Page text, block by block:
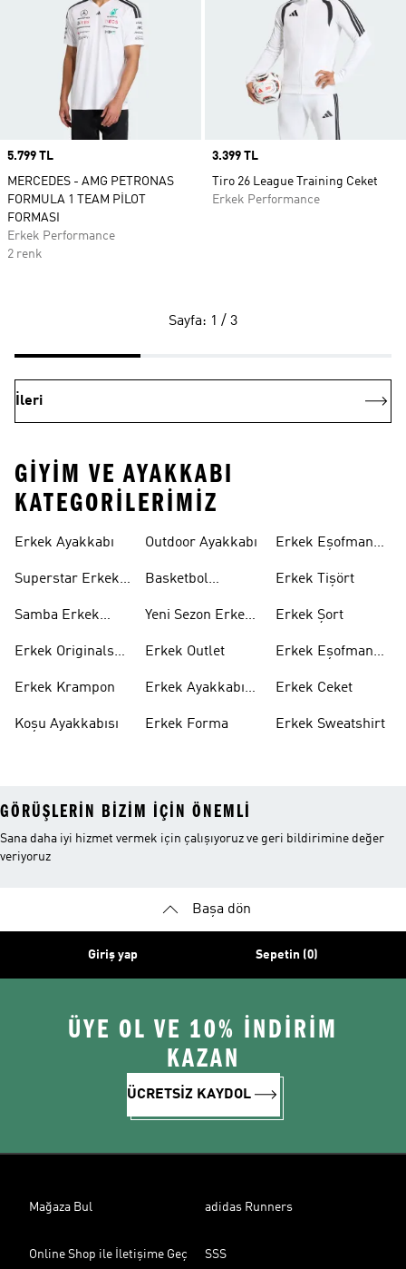
Price
5.799 TL
MERCEDES - AMG PETRONAS
FORMULA 1 TEAM PİLOT
FORMASI
Erkek Performance
2 renk
Price
3.399 TL
Tiro 26 League Training Ceket
Erkek Performance
Sayfa: 1 / 3
İleri
GIYIM VE AYAKKABI
KATEGORILERIMIZ
Erkek Ayakkabı
Superstar Erkek
Samba Erkek
Erkek Originals
Erkek Krampon
Koşu Ayakkabısı
Outdoor Ayakkabı
Basketbol
Yeni Sezon Erkek
Erkek Outlet
Erkek Ayakkabı
Erkek Forma
Erkek Eşofman
Erkek Tişört
Erkek Şort
Erkek Eşofman
Erkek Ceket
Erkek Sweatshirt
GÖRÜŞLERIN BIZIM IÇIN ÖNEMLI
Sana daha iyi hizmet vermek için çalışıyoruz ve geri bildirimine değer
veriyoruz
Başa dön
Giriş yap Sepetin (0)
ÜYE OL VE 10% İNDİRİM
KAZAN
ÜCRETSİZ KAYDOL
Mağaza Bul adidas Runners
Online Shop ile İletişime Geç SSS